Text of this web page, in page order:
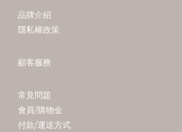
品牌介紹
隱私權政策
顧客服務
常見問題
會員/購物金
付款/運送方式